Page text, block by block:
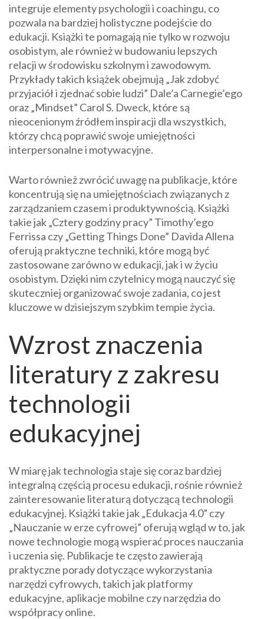
integruje elementy psychologii i coachingu, co
pozwala na bardziej holistyczne podejście do
edukacji. Książki te pomagają nie tylko w rozwoju
osobistym, ale również w budowaniu lepszych
relacji w środowisku szkolnym i zawodowym.
Przykłady takich książek obejmują „Jak zdobyć
przyjaciół i zjednać sobie ludzi” Dale’a Carnegie’ego
oraz „Mindset” Carol S. Dweck, które są
nieocenionym źródłem inspiracji dla wszystkich,
którzy chcą poprawić swoje umiejętności
interpersonalne i motywacyjne.
Warto również zwrócić uwagę na publikacje, które
koncentrują się na umiejętnościach związanych z
zarządzaniem czasem i produktywnością. Książki
takie jak „Cztery godziny pracy” Timothy’ego
Ferrissa czy „Getting Things Done” Davida Allena
oferują praktyczne techniki, które mogą być
zastosowane zarówno w edukacji, jak i w życiu
osobistym. Dzięki nim czytelnicy mogą nauczyć się
skuteczniej organizować swoje zadania, co jest
kluczowe w dzisiejszym szybkim tempie życia.
Wzrost znaczenia
literatury z zakresu
technologii
edukacyjnej
W miarę jak technologia staje się coraz bardziej
integralną częścią procesu edukacji, rośnie również
zainteresowanie literaturą dotyczącą technologii
edukacyjnej. Książki takie jak „Edukacja 4.0” czy
„Nauczanie w erze cyfrowej” oferują wgląd w to, jak
nowe technologie mogą wspierać proces nauczania
i uczenia się. Publikacje te często zawierają
praktyczne porady dotyczące wykorzystania
narzędzi cyfrowych, takich jak platformy
edukacyjne, aplikacje mobilne czy narzędzia do
współpracy online.